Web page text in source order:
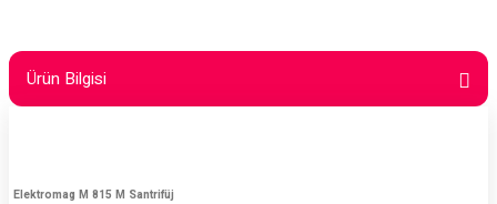
Ürün Bilgisi
Elektromag M 815 M Santrifüj